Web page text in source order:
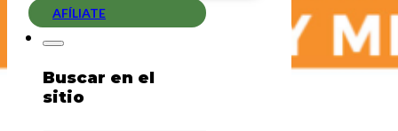
AFÍLIATE
Buscar en el
sitio